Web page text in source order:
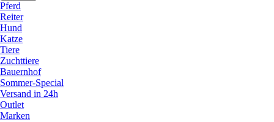
Pferd
Reiter
Hund
Katze
Tiere
Zuchttiere
Bauernhof
Sommer-Special
Versand in 24h
Outlet
Marken